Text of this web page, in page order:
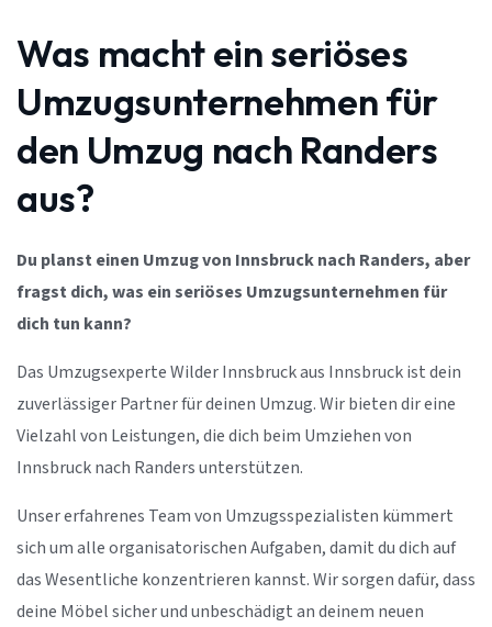
Was macht ein seriöses
Umzugsunternehmen für
den Umzug nach Randers
aus?
Du planst einen Umzug von Innsbruck nach Randers, aber
fragst dich, was ein seriöses Umzugsunternehmen für
dich tun kann?
Das Umzugsexperte Wilder Innsbruck aus Innsbruck ist dein
zuverlässiger Partner für deinen Umzug. Wir bieten dir eine
Vielzahl von Leistungen, die dich beim Umziehen von
Innsbruck nach Randers unterstützen.
Unser erfahrenes Team von Umzugsspezialisten kümmert
sich um alle organisatorischen Aufgaben, damit du dich auf
das Wesentliche konzentrieren kannst. Wir sorgen dafür, dass
deine Möbel sicher und unbeschädigt an deinem neuen